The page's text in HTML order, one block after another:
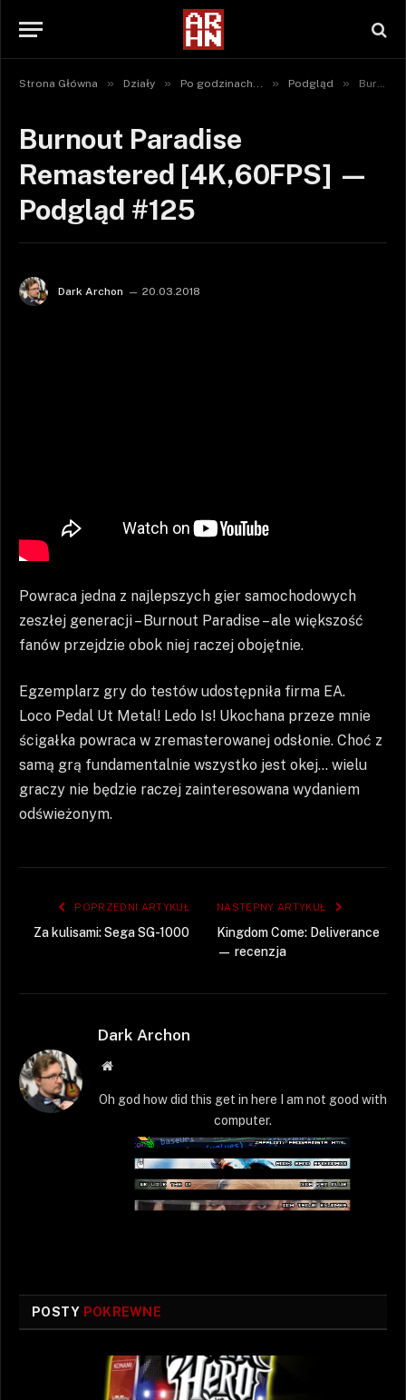
Strona Główna » Działy » Po godzinach... » Podgląd » Burnout Paradise Remastered [4K,60FPS] — Podgląd #125
Burnout Paradise
Remastered [4K,60FPS] —
Podgląd #125
Dark Archon 20.03.2018
Powraca jedna z najlepszych gier samochodowych
zeszłej generacji – Burnout Paradise – ale większość
fanów przejdzie obok niej raczej obojętnie.
Egzemplarz gry do testów udostępniła firma EA.
Loco Pedal Ut Metal! Ledo Is! Ukochana przeze mnie
ścigałka powraca w zremasterowanej odsłonie. Choć z
samą grą fundamentalnie wszystko jest okej… wielu
graczy nie będzie raczej zainteresowana wydaniem
odświeżonym.
POPRZEDNI ARTYKUŁ
Za kulisami: Sega SG-1000
NASTĘPNY ARTYKUŁ
Kingdom Come: Deliverance
— recenzja
Dark Archon
Strona
Oh god how did this get in here I am not good with
computer.
POSTY POKREWNE